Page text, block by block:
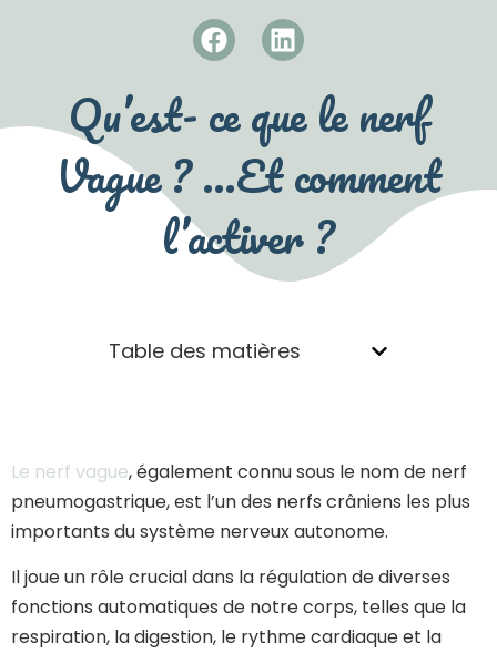
Qu’est- ce que le nerf
Vague ? …Et comment
l’activer ?
Table des matières
Le nerf vague, également connu sous le nom de nerf
pneumogastrique, est l’un des nerfs crâniens les plus
importants du système nerveux autonome.
Il joue un rôle crucial dans la régulation de diverses
fonctions automatiques de notre corps, telles que la
respiration, la digestion, le rythme cardiaque et la